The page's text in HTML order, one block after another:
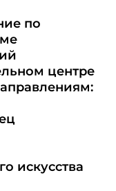
по
центре
искусства